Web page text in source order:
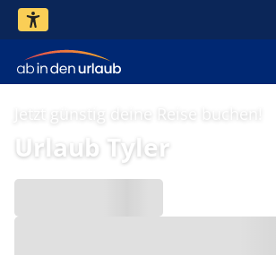
Jetzt günstig deine Reise buchen!
Urlaub Tyler